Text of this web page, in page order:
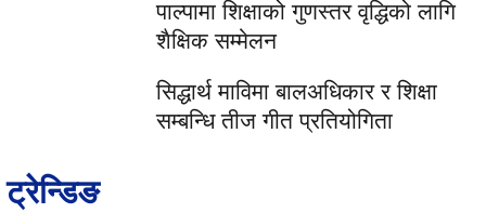
पाल्पामा शिक्षाको गुणस्तर वृद्धिको लागि
शैक्षिक सम्मेलन
सिद्धार्थ माविमा बालअधिकार र शिक्षा
सम्बन्धि तीज गीत प्रतियोगिता
ट्रेन्डिङ